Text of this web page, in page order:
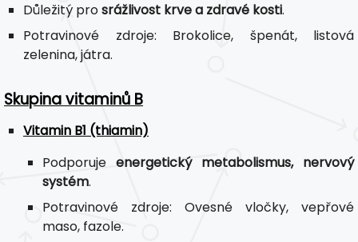
Důležitý prosrážlivost krve a zdravé kosti.
Potravinové zdroje: Brokolice, špenát, listová
zelenina, játra.
Skupina vitaminů B
Vitamin B1 (thiamin)
Podporuje energetický metabolismus, nervový
systém.
Potravinové zdroje: Ovesné vločky, vepřové
maso, fazole.